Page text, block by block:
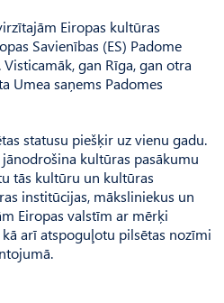
Eiropas kultūras
Savienības (ES) Padome
gan Rīga, gan otra
Umea saņems Padomes
statusu piešķir uz vienu gadu.
kultūras pasākumu
tās kultūru un kultūras
institūcijas, māksliniekus un
Eiropas valstīm ar mērķi
arī atspoguļotu pilsētas nozīmi